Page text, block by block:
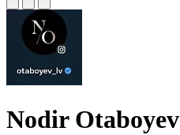
Nodir Otaboyev